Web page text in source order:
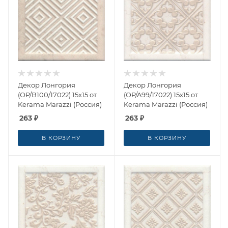
Декор Лонгория
(OP/B100/17022) 15x15 от
Kerama Marazzi (Россия)
263 ₽
В КОРЗИНУ
Декор Лонгория
(OP/A99/17022) 15x15 от
Kerama Marazzi (Россия)
263 ₽
В КОРЗИНУ